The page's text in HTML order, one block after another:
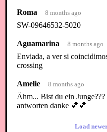
Roma 8 months ago
SW-09646532-5020
Aguamarina 8 months ago
Enviada, a ver si
crossing
Amelie 8 months ago
Ähm... Bist du ein
antworten danke 💕💕
Load